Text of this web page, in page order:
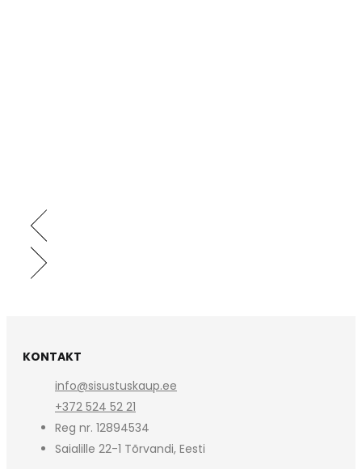
KONTAKT
info@sisustuskaup.ee
+372 524 52 21
Reg nr. 12894534
Saialille 22-1 Tõrvandi, Eesti